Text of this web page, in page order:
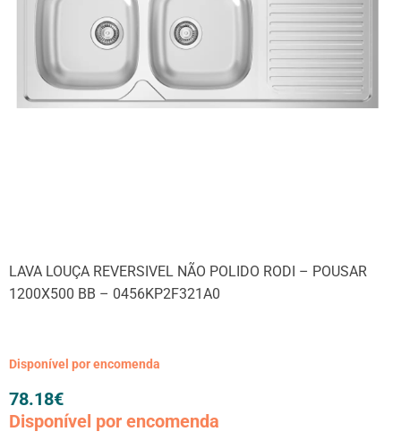
LAVA LOUÇA REVERSIVEL NÃO POLIDO RODI – POUSAR
1200X500 BB – 0456KP2F321A0
Disponível por encomenda
78.18€
Disponível por encomenda